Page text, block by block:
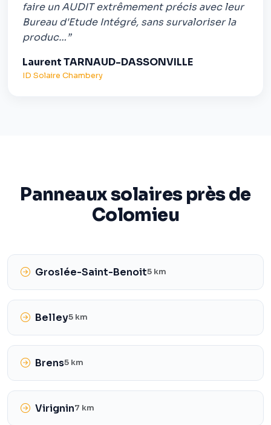
faire un AUDIT extrêmement précis avec leur
Bureau d'Etude Intégré, sans survaloriser la
produc…”
Laurent TARNAUD-DASSONVILLE
ID Solaire Chambery
Panneaux solaires près de
Colomieu
Groslée-Saint-Benoit5 km
Belley5 km
Brens5 km
Virignin7 km